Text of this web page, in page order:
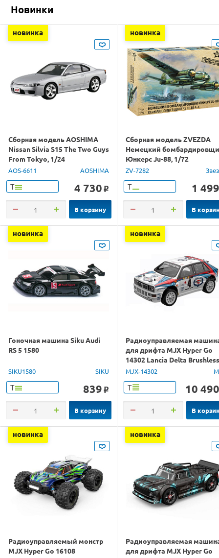
Новинки
новинка
Сборная модель AOSHIMA
Nissan Silvia S15 The Two Guys
From Tokyo, 1/24
AOS-6611 AOSHIMA
Т 4 730 o
В корзину
новинка
Сборная модель ZVEZDA
Немецкий
Юнкерс Ju-88, 1/72
ZV-7282
Т 1 499
В
новинка
Гоночная машина Siku Audi
RS 5 1580
SIKU1580 SIKU
Т 839 o
В корзину
новинка
Радиоуправляемая
для дрифта MJX Hyper Go
14302 Lancia Delta Brushless
4WD 2.4G LED 1/14 RTR
MJX-14302
Т 10 490
В
новинка
Радиоуправляемый монстр
MJX Hyper Go 16108
новинка
Радиоуправляемая
для дрифта MJX Hyper Go